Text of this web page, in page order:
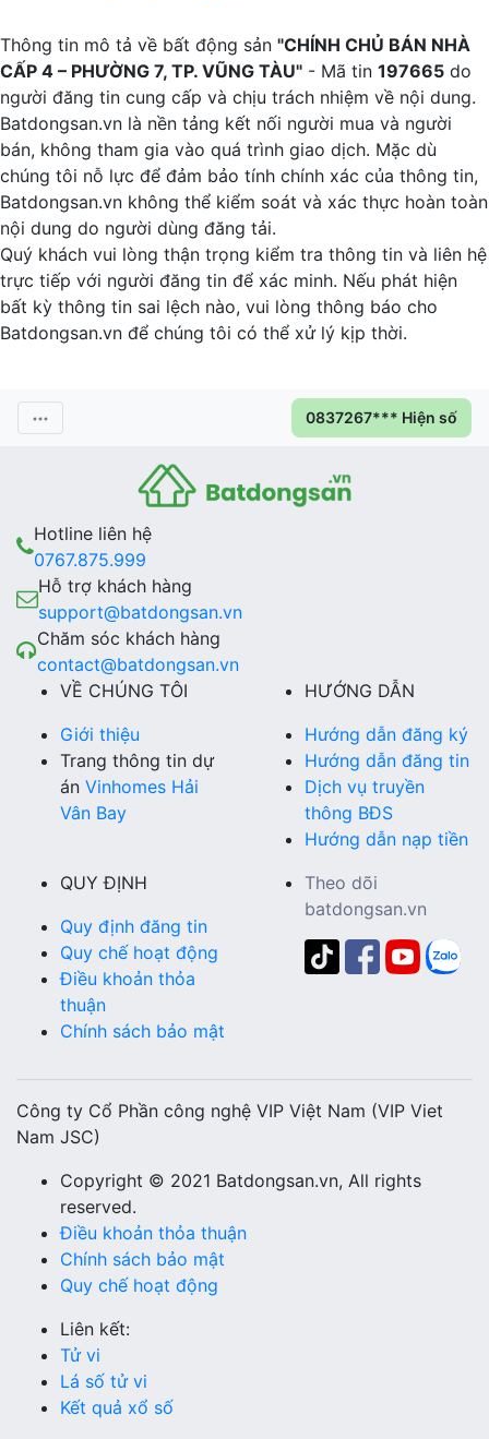
Thông tin mô tả về bất động sản "CHÍNH CHỦ BÁN NHÀ
CẤP 4 – PHƯỜNG 7, TP. VŨNG TÀU" - Mã tin 197665 do
người đăng tin cung cấp và chịu trách nhiệm về nội dung.
Batdongsan.vn là nền tảng kết nối người mua và người
bán, không tham gia vào quá trình giao dịch. Mặc dù
chúng tôi nỗ lực để đảm bảo tính chính xác của thông tin,
Batdongsan.vn không thể kiểm soát và xác thực hoàn toàn
nội dung do người dùng đăng tải.
Quý khách vui lòng thận trọng kiểm tra thông tin và liên hệ
trực tiếp với người đăng tin để xác minh. Nếu phát hiện
bất kỳ thông tin sai lệch nào, vui lòng thông báo cho
Batdongsan.vn để chúng tôi có thể xử lý kịp thời.
0837267*** Hiện số
Hotline liên hệ
0767.875.999
Hỗ trợ khách hàng
support@batdongsan.vn
Chăm sóc khách hàng
contact@batdongsan.vn
VỀ CHÚNG TÔI
Giới thiệu
Trang thông tin dự
án Vinhomes Hải
Vân Bay
HƯỚNG DẪN
Hướng dẫn đăng ký
Hướng dẫn đăng tin
Dịch vụ truyền
thông BĐS
Hướng dẫn nạp tiền
QUY ĐỊNH
Quy định đăng tin
Quy chế hoạt động
Điều khoản thỏa
thuận
Chính sách bảo mật
Theo dõi
batdongsan.vn
Công ty Cổ Phần công nghệ VIP Việt Nam (VIP Viet
Nam JSC)
Copyright © 2021 Batdongsan.vn, All rights
reserved.
Điều khoản thỏa thuận
Chính sách bảo mật
Quy chế hoạt động
Liên kết:
Tử vi
Lá số tử vi
Kết quả xổ số